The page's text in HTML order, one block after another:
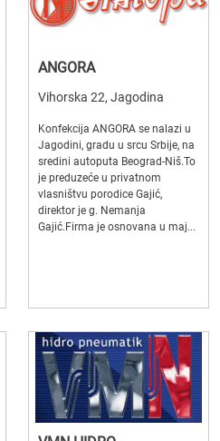
ANGORA
Vihorska 22, Jagodina
Konfekcija ANGORA se nalazi u
Jagodini, gradu u srcu Srbije, na
sredini autoputa Beograd-Niš.To
je preduzeće u privatnom
vlasništvu porodice Gajić,
direktor je g. Nemanja
Gajić.Firma je osnovana u maj...